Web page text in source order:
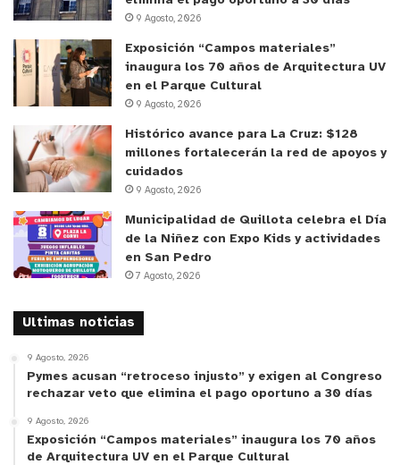
seguridad que primó entre los participantes
durante todo el trayecto y desarrollo de la
actividad en el cerro La Melonita.
Yamilet Sepúlveda sumó un nuevo hito económico y
comunitario en la zona, mientras la red de apoyo
local continuó planificando futuras acciones para
contribuir a la meta mensual que requiere su
tratamiento de salud.
y tú, ¿qué opinas?
9 Agosto, 2026
Exposición “Campos materiales”
inaugura los 70 años de Arquitectura UV
en el Parque Cultural
9 Agosto, 2026
Histórico avance para La Cruz: $128
millones fortalecerán la red de apoyos y
cuidados
9 Agosto, 2026
Municipalidad de Quillota celebra el Día
de la Niñez con Expo Kids y actividades
en San Pedro
7 Agosto, 2026
Ultimas noticias
9 Agosto, 2026
Pymes acusan “retroceso injusto” y exigen al Congreso
rechazar veto que elimina el pago oportuno a 30 días
9 Agosto, 2026
Exposición “Campos materiales” inaugura los 70 años
de Arquitectura UV en el Parque Cultural